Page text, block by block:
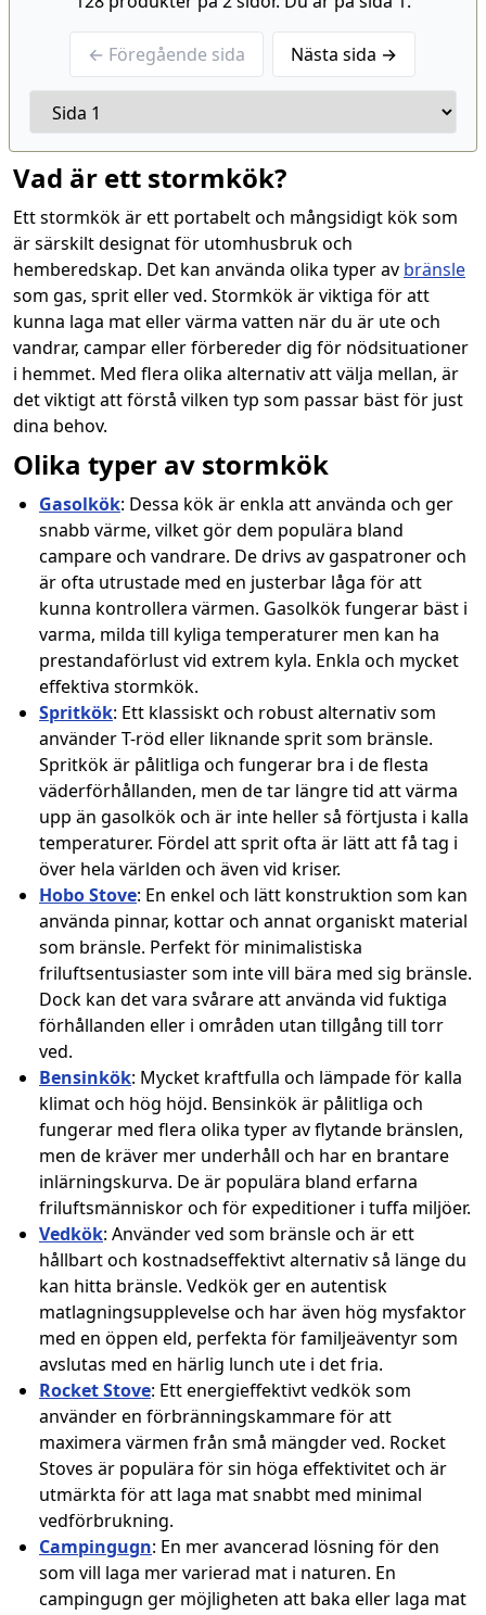
← Föregående sida Nästa sida →
Vad är ett stormkök?
Ett stormkök är ett portabelt och mångsidigt kök som
är särskilt designat för utomhusbruk och
hemberedskap. Det kan använda olika typer av bränsle
som gas, sprit eller ved. Stormkök är viktiga för att
kunna laga mat eller värma vatten när du är ute och
vandrar, campar eller förbereder dig för nödsituationer
i hemmet. Med flera olika alternativ att välja mellan, är
det viktigt att förstå vilken typ som passar bäst för just
dina behov.
Olika typer av stormkök
Gasolkök: Dessa kök är enkla att använda och ger
snabb värme, vilket gör dem populära bland
campare och vandrare. De drivs av gaspatroner och
är ofta utrustade med en justerbar låga för att
kunna kontrollera värmen. Gasolkök fungerar bäst i
varma, milda till kyliga temperaturer men kan ha
prestandaförlust vid extrem kyla. Enkla och mycket
effektiva stormkök.
Spritkök: Ett klassiskt och robust alternativ som
använder T-röd eller liknande sprit som bränsle.
Spritkök är pålitliga och fungerar bra i de flesta
väderförhållanden, men de tar längre tid att värma
upp än gasolkök och är inte heller så förtjusta i kalla
temperaturer. Fördel att sprit ofta är lätt att få tag i
över hela världen och även vid kriser.
Hobo Stove: En enkel och lätt konstruktion som kan
använda pinnar, kottar och annat organiskt material
som bränsle. Perfekt för minimalistiska
friluftsentusiaster som inte vill bära med sig bränsle.
Dock kan det vara svårare att använda vid fuktiga
förhållanden eller i områden utan tillgång till torr
ved.
Bensinkök: Mycket kraftfulla och lämpade för kalla
klimat och hög höjd. Bensinkök är pålitliga och
fungerar med flera olika typer av flytande bränslen,
men de kräver mer underhåll och har en brantare
inlärningskurva. De är populära bland erfarna
friluftsmänniskor och för expeditioner i tuffa miljöer.
Vedkök: Använder ved som bränsle och är ett
hållbart och kostnadseffektivt alternativ så länge du
kan hitta bränsle. Vedkök ger en autentisk
matlagningsupplevelse och har även hög mysfaktor
med en öppen eld, perfekta för familjeäventyr som
avslutas med en härlig lunch ute i det fria.
Rocket Stove: Ett energieffektivt vedkök som
använder en förbränningskammare för att
maximera värmen från små mängder ved. Rocket
Stoves är populära för sin höga effektivitet och är
utmärkta för att laga mat snabbt med minimal
vedförbrukning.
Campingugn: En mer avancerad lösning för den
som vill laga mer varierad mat i naturen. En
campingugn ger möjligheten att baka eller laga mat